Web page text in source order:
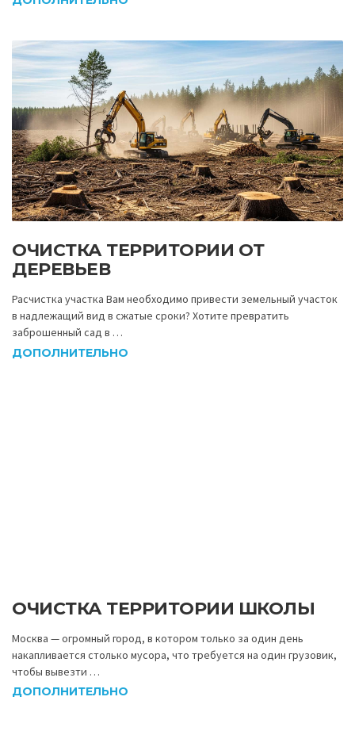
ОЧИСТКА ТЕРРИТОРИИ ОТ
ДЕРЕВЬЕВ
Расчистка участка Вам необходимо привести земельный участок
в надлежащий вид в сжатые сроки? Хотите превратить
заброшенный сад в …
ДОПОЛНИТЕЛЬНО
ОЧИСТКА ТЕРРИТОРИИ ШКОЛЫ
Москва — огромный город, в котором только за один день
накапливается столько мусора, что требуется на один грузовик,
чтобы вывезти …
ДОПОЛНИТЕЛЬНО